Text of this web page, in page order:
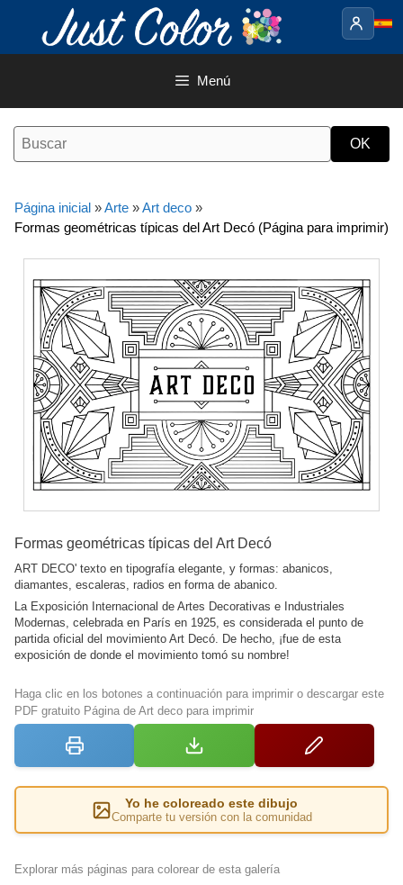
contenido
Menú
Página inicial »Arte »Art deco »
Formas geométricas típicas del Art Decó (Página para imprimir)
Formas geométricas típicas del Art Decó
ART DECO' texto en tipografía elegante, y formas: abanicos,
diamantes, escaleras, radios en forma de abanico.
La Exposición Internacional de Artes Decorativas e Industriales
Modernas, celebrada en París en 1925, es considerada el punto de
partida oficial del movimiento Art Decó. De hecho, ¡fue de esta
exposición de donde el movimiento tomó su nombre!
Haga clic en los botones a continuación para imprimir o descargar este
PDF gratuito Página de Art deco para imprimir
Yo he coloreado este dibujo
Comparte tu versión con la comunidad
Explorar más páginas para colorear de esta galería